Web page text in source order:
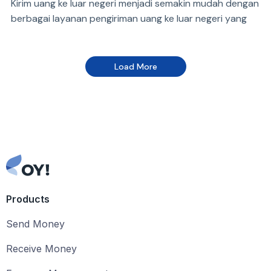
Kirim uang ke luar negeri menjadi semakin mudah dengan
berbagai layanan pengiriman uang ke luar negeri yang
Load More
Products
Send Money
Receive Money